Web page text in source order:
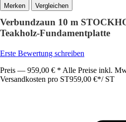
Vergleichen
Verbundzaun 10 m
Teakholz-Fundamentplatte
Erste Bewertung schreiben
Preis — 959,00 € * Alle Preise inkl.
Versandkosten pro ST959,00 €*/ ST